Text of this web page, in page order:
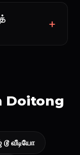
Doitong
வீடியோ